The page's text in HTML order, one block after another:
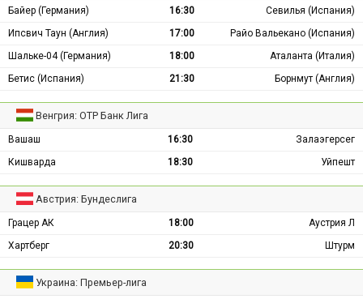
Байер (Германия) 16:30
Севилья (Испания)
Ипсвич Таун (Англия)
17:00
Райо Вальекано (Испания)
Шальке-04 (Германия)
18:00
Аталанта (Италия)
Бетис (Испания)
21:30 Борнмут (Англия)
Венгрия: ОТР Банк Лига
Вашаш 16:30
Залаэгерсег
Кишварда
18:30 Уйпешт
Австрия: Бундеслига
Грацер АК 18:00
Аустрия Л
Хартберг
20:30 Штурм
Украина: Премьер-лига